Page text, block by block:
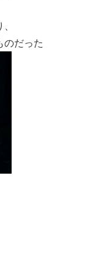
のだった